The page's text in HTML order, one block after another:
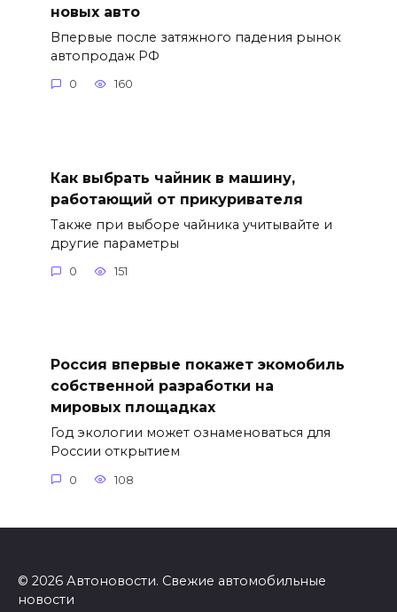
новых авто
Впервые после затяжного падения рынок
автопродаж РФ
0 160
Как выбрать чайник в машину,
работающий от прикуривателя
Также при выборе чайника учитывайте и
другие параметры
0 151
Россия впервые покажет экомобиль
собственной разработки на
мировых площадках
Год экологии может ознаменоваться для
России открытием
0 108
© 2026 Автоновости. Свежие автомобильные
новости